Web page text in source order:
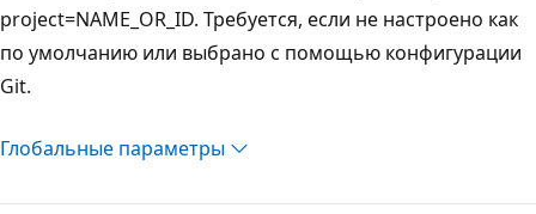
project=NAME_OR_ID. Требуется, если не настроено как
по умолчанию или выбрано с помощью конфигурации
Git.
Глобальные параметры